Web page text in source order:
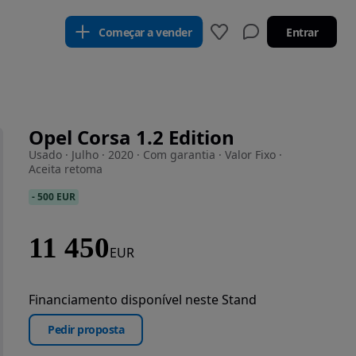
Começar a vender Entrar
Opel Corsa 1.2 Edition
Usado · Julho · 2020 · Com garantia · Valor Fixo ·
Aceita retoma
-500 EUR
11 450EUR
Financiamento disponível neste Stand
Pedir proposta